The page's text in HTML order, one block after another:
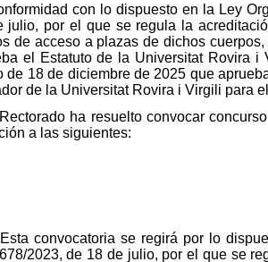
con lo dispuesto en la Ley
julio, por el que se regula la
de acceso a plazas de dichos
el Estatuto de la Universitat Rovira
de 18 de diciembre de 2025 que
de la Universitat Rovira i Virgili para
ha resuelto convocar
a las siguientes:
convocatoria se regirá por lo
2023, de 18 de julio, por el que se